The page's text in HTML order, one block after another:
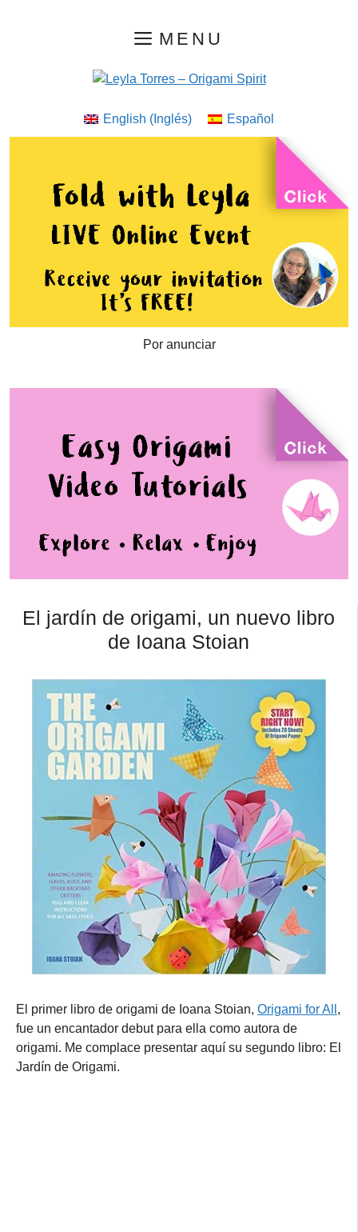
MENU
English ( Inglés) Español
Por anunciar
El jardín de origami, un nuevo libro
de Ioana Stoian
El primer libro de origami de Ioana Stoian, Origami for All ,
fue un encantador debut para ella como autora de
origami. Me complace presentar aquí su segundo libro: El
Jardín de Origami.